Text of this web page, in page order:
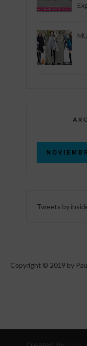
Tweets by
Copyright © 2019 by